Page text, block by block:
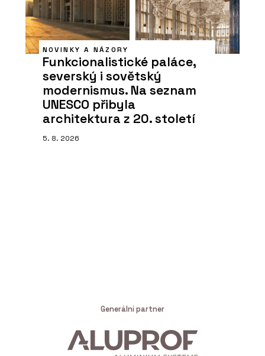
NOVINKY A NÁZORY
Funkcionalistické paláce,
severský i sovětský
modernismus. Na seznam
UNESCO přibyla
architektura z 20. století
5. 8. 2026
Generální partner